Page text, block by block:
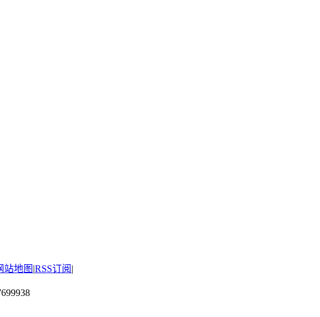
站地图 |RSS订阅 |